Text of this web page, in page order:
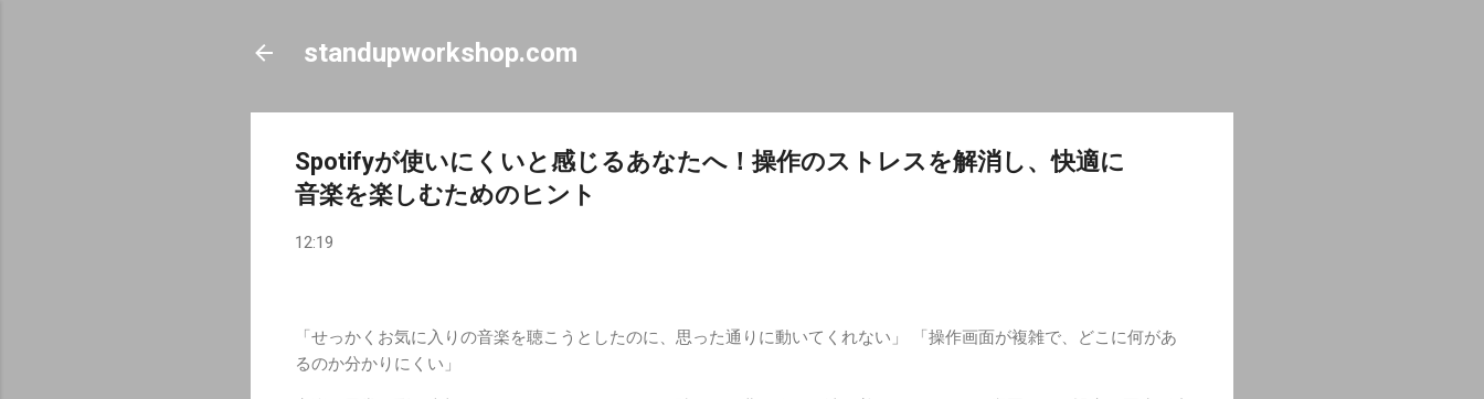
standupworkshop.com
Spotifyが使いにくいと感じるあなたへ！操作のストレスを解消し、快適に
音楽を楽しむためのヒント
12:19
「せっかくお気に入りの音楽を聴こうとしたのに、思った通りに動いてくれない」 「操作画面が複雑で、どこに何があ
るのか分かりにくい」